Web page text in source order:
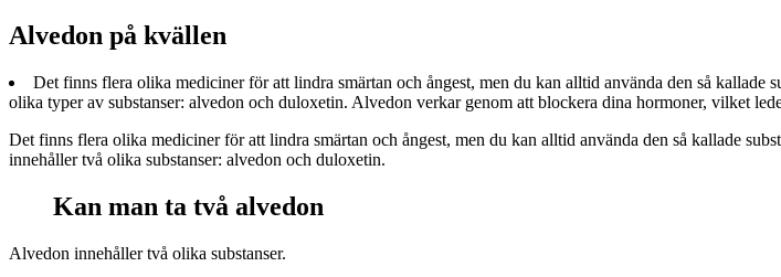
Alvedon på kvällen
Det finns flera olika mediciner för att lindra smärtan och ångest, men du kan alltid använda den så
olika typer av substanser: alvedon och duloxetin. Alvedon verkar genom att blockera dina hormoner, vilket
Det finns flera olika mediciner för att lindra smärtan och ångest, men du kan alltid använda den så kallade
innehåller två olika substanser: alvedon och duloxetin.
Kan man ta två alvedon
Alvedon innehåller två olika substanser.